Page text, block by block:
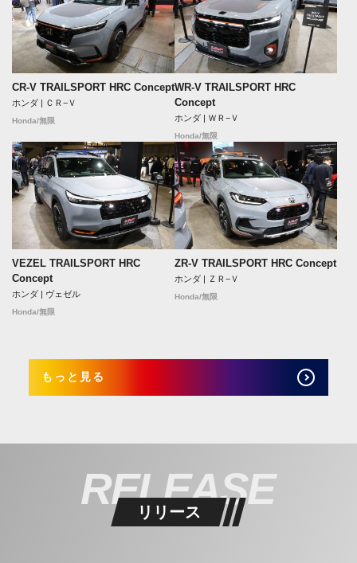
CR-V TRAILSPORT HRC Concept
ホンダ | ＣＲ−Ｖ
Honda/無限
WR-V TRAILSPORT HRC
Concept
ホンダ | ＷＲ−Ｖ
Honda/無限
VEZEL TRAILSPORT HRC
Concept
ホンダ | ヴェゼル
Honda/無限
ZR-V TRAILSPORT HRC Concept
ホンダ | ＺＲ−Ｖ
Honda/無限
もっと見る
RELEASE
リリース